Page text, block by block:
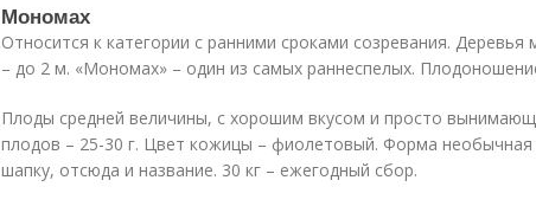
Мономах
Относится к категории с ранними сроками созревания. Деревья
– до 2 м. «Мономах» – один из самых раннеспелых.
Плоды средней величины, с хорошим вкусом и просто
плодов – 25-30 г. Цвет кожицы – фиолетовый. Форма необычная
шапку, отсюда и название. 30 кг – ежегодный сбор.